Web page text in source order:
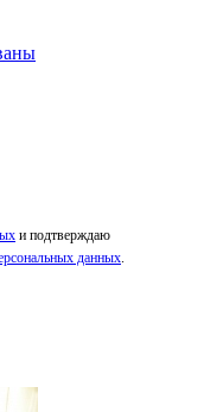
и подтверждаю
данных.